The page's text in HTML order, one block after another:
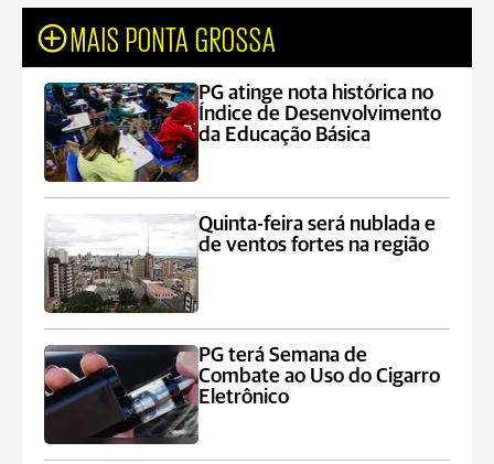
MAIS PONTA GROSSA
PG atinge nota histórica no
Índice de Desenvolvimento
da Educação Básica
Quinta-feira será nublada e
de ventos fortes na região
PG terá Semana de
Combate ao Uso do Cigarro
Eletrônico